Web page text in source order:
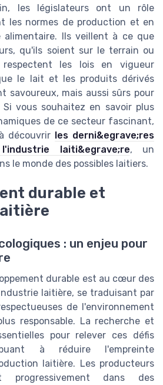
les législateurs ont un rôle
les normes de production et en
alimentaire. Ils veillent à ce que
qu'ils soient sur le terrain ou
les lois en vigueur
le lait et les produits dérivés
savoureux, mais aussi sûrs pour
Si vous souhaitez en savoir plus
de ce secteur fascinant,
découvrir les derni&egrave;res
laiti&egrave;re, un
le monde des possibles laitiers.
durable et
: un enjeu pour
durable est au cœur des
laitière, se traduisant par
de l'environnement
responsable. La recherche et
pour relever ces défis
à réduire l'empreinte
laitière. Les producteurs
progressivement dans des